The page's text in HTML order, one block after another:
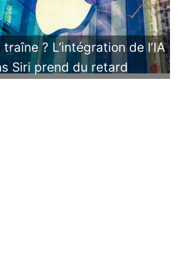
? L’intégration de l’IA
Siri prend du retard